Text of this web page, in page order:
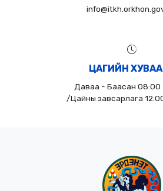
ЦАГИЙН
Даваа - Баасан 08:00
/Цайны завсарлага